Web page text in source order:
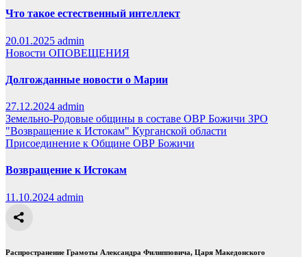
Что такое естественный интеллект
20.01.2025 admin
Новости ОПОВЕЩЕНИЯ
Долгожданные новости о Марии
27.12.2024 admin
Земельно-Родовые общины в составе ОВР Божичи ЗРО
"Возвращение к Истокам" Курганской области
Присоединение к Общине ОВР Божичи
Возвращение к Истокам
11.10.2024 admin
Распространение Грамоты Александра Филипповича, Царя Македонского